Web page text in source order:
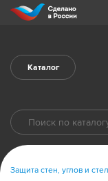
Каталог
Защита стен, углов и